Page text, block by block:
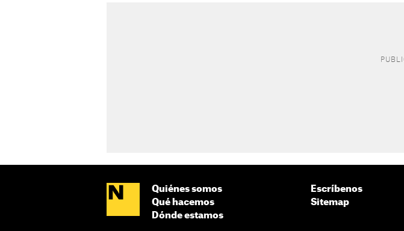
Quiénes somos
Qué hacemos
Dónde estamos
Escríbenos
Sitemap